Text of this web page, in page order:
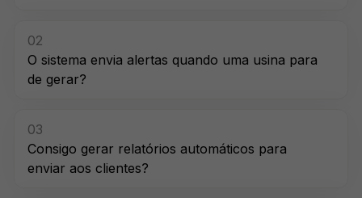
02
O sistema envia alertas quando uma usina para
de gerar?
03
Consigo gerar relatórios automáticos para
enviar aos clientes?